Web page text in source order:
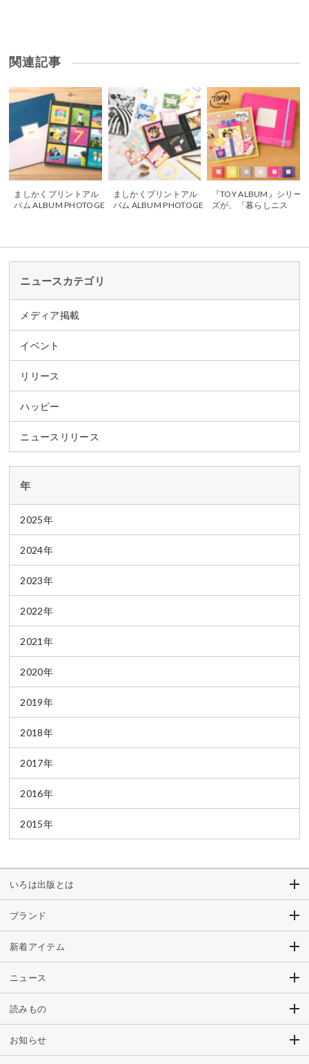
関連記事
ましかくプリントアル
バム ALBUM PHOTOGE
ましかくプリントアル
バム ALBUM PHOTOGE
『TOY ALBUM』シリー
ズが、「暮らしニス
ニュースカテゴリ
メディア掲載
イベント
リリース
ハッピー
ニュースリリース
年
2025年
2024年
2023年
2022年
2021年
2020年
2019年
2018年
2017年
2016年
2015年
いろは出版とは
ブランド
新着アイテム
ニュース
読みもの
お知らせ